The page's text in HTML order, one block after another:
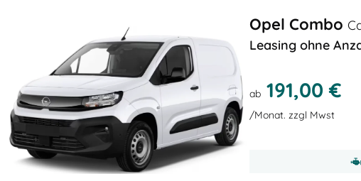
Opel Combo
Leasing ohne
ab 191,00 €
/Monat. zzgl Mwst